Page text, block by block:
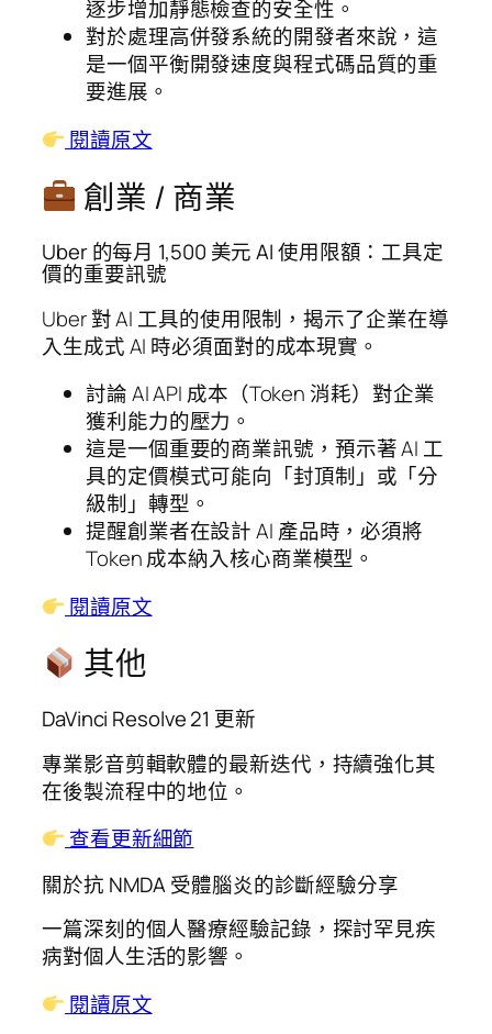
逐步增加靜態檢查的安全性。
對於處理高併發系統的開發者來說，這
是一個平衡開發速度與程式碼品質的重
要進展。
閱讀原文
創業 / 商業
Uber 的每月 1,500 美元 AI 使用限額：工具定
價的重要訊號
Uber 對 AI 工具的使用限制，揭示了企業在導
入生成式 AI 時必須面對的成本現實。
討論 AI API 成本（Token 消耗）對企業
獲利能力的壓力。
這是一個重要的商業訊號，預示著 AI 工
具的定價模式可能向「封頂制」或「分
級制」轉型。
提醒創業者在設計 AI 產品時，必須將
Token 成本納入核心商業模型。
閱讀原文
其他
DaVinci Resolve 21 更新
專業影音剪輯軟體的最新迭代，持續強化其
在後製流程中的地位。
查看更新細節
關於抗 NMDA 受體腦炎的診斷經驗分享
一篇深刻的個人醫療經驗記錄，探討罕見疾
病對個人生活的影響。
閱讀原文